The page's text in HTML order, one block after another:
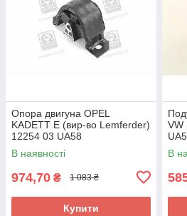
Опора двигуна OPEL
KADETT E (вир-во Lemferder)
12254 03 UA58
В наявності
974,70 ₴ 1 083 ₴
Купити
VW
В